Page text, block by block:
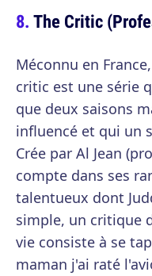
The Critic
Méconnu en
critic est une série
que deux saisons
influencé et qui un
Crée par Al Jean
compte dans ses
talentueux dont
simple, un critique
vie consiste à se
maman j'ai raté